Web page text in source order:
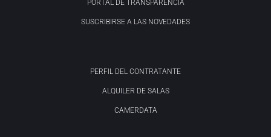
PORTAL DE TRANSPARENCIA
SUSCRIBIRSE A LAS NOVEDADES
PERFIL DEL CONTRATANTE
ALQUILER DE SALAS
CAMERDATA